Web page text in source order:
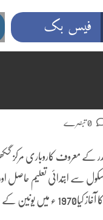
فیس بک
صدر کے معروف کاروباری مرکز
ابتدائی تعلیم حاصل اور